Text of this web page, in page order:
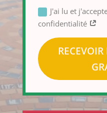
J'ai lu et
confidentialité